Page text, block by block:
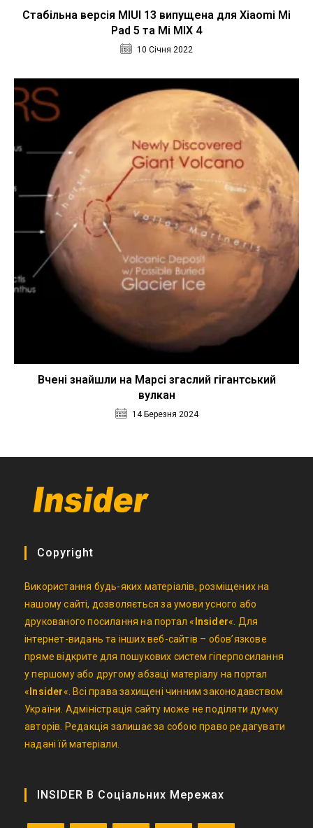
Стабільна версія MIUI 13 випущена для Xiaomi Mi
Pad 5 та Mi MIX 4
10 Січня 2022
Вчені знайшли на Марсі згаслий гігантський
вулкан
14 Березня 2024
Copyright
Використання будь-яких матеріалів, розміщених на
нашому сайті, дозволяється за умови усного або
друкованого посилання на портал « Insider«. Для
інтернет-видань та інших веб-сайтів – обов’язкове
пряме відкрите для пошукових систем гіперпосилання
у першому або другому абзаці матеріалу на портал
« Insider«. Всі права захищені чинним законодавством
України. Адміністрація сайту може не поділяти думку
авторів. Редакція залишає за собою право редагувати
надані їй матеріали.
INSIDER В Соціальних Мережах